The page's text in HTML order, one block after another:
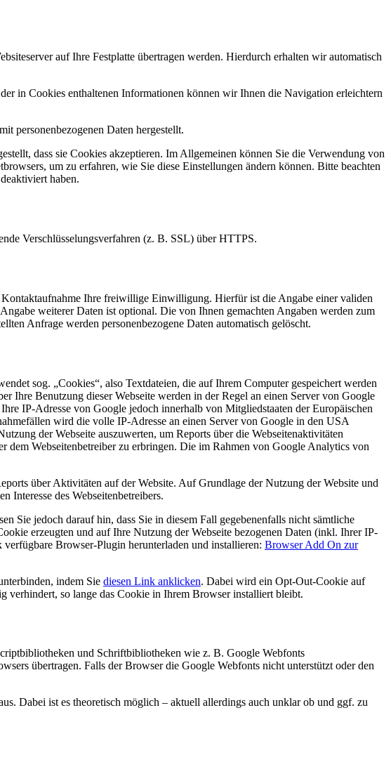
auf Ihre Festplatte übertragen werden. Hierdurch erhalten wir automatisch
in Cookies enthaltenen Informationen können wir Ihnen die Navigation erleichtern
personenbezogenen Daten hergestellt.
dass sie Cookies akzeptieren. Im Allgemeinen können Sie die Verwendung von
um zu erfahren, wie Sie diese Einstellungen ändern können. Bitte beachten
haben.
Verschlüsselungsverfahren (z. B. SSL) über HTTPS.
Ihre freiwillige Einwilligung. Hierfür ist die Angabe einer validen
weiterer Daten ist optional. Die von Ihnen gemachten Angaben werden zum
Anfrage werden personenbezogene Daten automatisch gelöscht.
sog. „Cookies“, also Textdateien, die auf Ihrem Computer gespeichert werden
Ihre Benutzung dieser Webseite werden in der Regel an einen Server von Google
IP-Adresse von Google jedoch innerhalb von Mitgliedstaaten der Europäischen
wird die volle IP-Adresse an einen Server von Google in den USA
der Webseite auszuwerten, um Reports über die Webseitenaktivitäten
dem Webseitenbetreiber zu erbringen. Die im Rahmen von Google Analytics von
über Aktivitäten auf der Website. Auf Grundlage der Nutzung der Website und
Interesse des Webseitenbetreibers.
Sie jedoch darauf hin, dass Sie in diesem Fall gegebenenfalls nicht sämtliche
erzeugten und auf Ihre Nutzung der Webseite bezogenen Daten (inkl. Ihrer IP-
Browser-Plugin herunterladen und installieren: Browser Add On zur
indem Sie diesen Link anklicken. Dabei wird ein Opt-Out-Cookie auf
so lange das Cookie in Ihrem Browser installiert bleibt.
und Schriftbibliotheken wie z. B. Google Webfonts
übertragen. Falls der Browser die Google Webfonts nicht unterstützt oder den
Dabei ist es theoretisch möglich – aktuell allerdings auch unklar ob und ggf. zu